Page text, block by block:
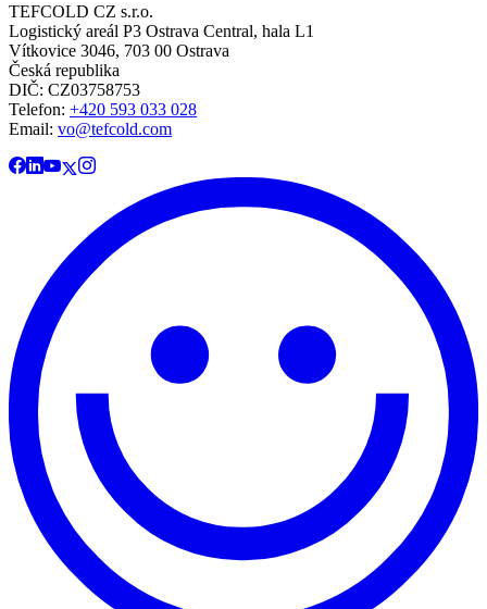
TEFCOLD CZ s.r.o.
Logistický areál P3 Ostrava Central, hala L1
Vítkovice 3046, 703 00 Ostrava
Česká republika
DIČ: CZ03758753​​​​​​
Telefon: +420 593 033 028
Email: vo@tefcold.com